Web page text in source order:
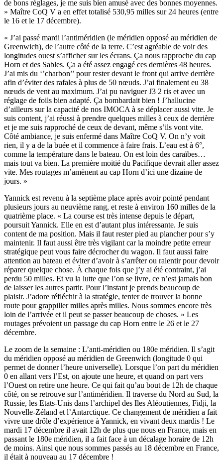
de bons réglages, je me suis bien amusé avec des bonnes moyennes.
» Maître CoQ V a en effet totalisé 530,95 milles sur 24 heures (entre
le 16 et le 17 décembre).
« J’ai passé mardi l’antiméridien (le méridien opposé au méridien de
Greenwich), de l’autre côté de la terre. C’est agréable de voir des
longitudes ouest s’afficher sur les écrans. Ça nous rapproche du cap
Horn et des Sables. Ça a été assez engagé ces dernières 48 heures.
J’ai mis du ‘’charbon’’ pour rester devant le front qui arrive derrière
afin d’éviter des rafales à plus de 50 nœuds. J’ai finalement eu 38
nœuds de vent au maximum. J’ai pu naviguer J3 2 ris et avec un
réglage de foils bien adapté. Ça bombardait bien ! J’hallucine
d’ailleurs sur la capacité de nos IMOCA à se déplacer aussi vite. Je
suis content, j’ai réussi à prendre quelques milles à ceux de derrière
et je me suis rapproché de ceux de devant, même s’ils vont vite.
Côté ambiance, je suis enfermé dans Maître CoQ V. On n’y voit
rien, il y a de la buée et il commence à faire frais. L’eau est à 6°,
comme la température dans le bateau. On est loin des caraïbes…
mais tout va bien. La première moitié du Pacifique devrait aller assez
vite. Mes routages m’amènent au cap Horn d’ici une dizaine de
jours. »
Yannick est revenu à la septième place après avoir pointé pendant
plusieurs jours au neuvième rang, et reste à environ 160 milles de la
quatrième place. « La course est très intense depuis le départ,
poursuit Yannick. Elle en est d’autant plus intéressante. Je suis
content de ma position. Mais il faut rester pied au plancher pour s’y
maintenir. Il faut aussi être très vigilant car la moindre petite erreur
stratégique peut vous faire décrocher du wagon. Il faut aussi faire
attention au bateau et éviter d’avoir à s’arrêter ou ralentir pour devoir
réparer quelque chose. À chaque fois que j’y ai été contraint, j’ai
perdu 50 milles. Et vu la lutte que l’on se livre, ce n’est jamais bon
de laisser les autres partir. Pour l’instant je prends beaucoup de
plaisir. J’adore réfléchir à la stratégie, tenter de trouver la bonne
route pour grappiller milles après milles. Nous sommes encore très
loin de l’arrivée et il peut se passer beaucoup de choses. » Les
routages prévoient un passage du cap Horn entre le 26 et le 27
décembre.
Le zoom de la semaine : L’anti-méridien ou 180e méridien. Il s’agit
du méridien opposé au méridien de Greenwich (longitude 0 qui
permet de donner l’heure universelle). Lorsque l’on part du méridien
0 en allant vers l’Est, on ajoute une heure, et quand on part vers
l’Ouest on retire une heure. Ce qui fait qu’au bout de 12h de chaque
côté, on se retrouve sur l’antiméridien. Il traverse du Nord au Sud, la
Russie, les Etats-Unis dans l’archipel des Iles Aléoutiennes, Fidji, la
Nouvelle-Zéland et l’Antarctique. Ce changement de méridien a fait
vivre une drôle d’expérience à Yannick, en vivant deux mardis ! Le
mardi 17 décembre il avait 12h de plus que nous en France, mais en
passant le 180e méridien, il a fait face à un décalage horaire de 12h
de moins. Ainsi que nous sommes passés au 18 décembre en France,
il était à nouveau au 17 décembre !